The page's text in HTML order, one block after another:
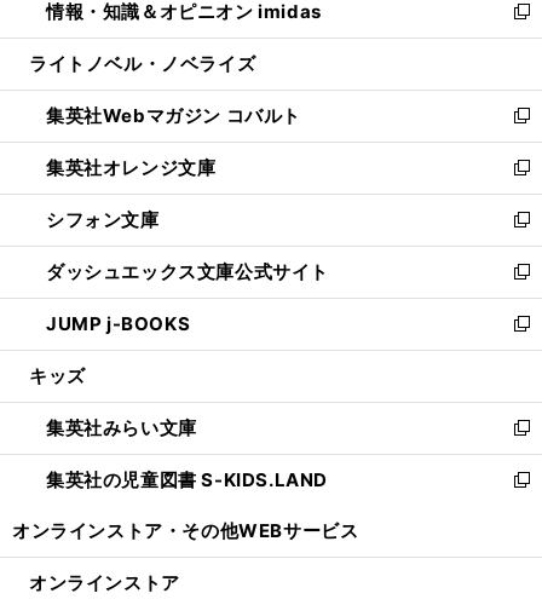
く
で
開
ド
ウ
開
く
ィ
ン
ウ
で
開
く
い
ウ
ン
ド
ウ
で
開
く
情報・知識＆オピニオン imidas
新
し
ウ
ィ
ン
ド
ウ
で
開
く
ライトノベル・ノベライズ
集英社Webマガジン コバルト
新
し
い
ウ
ィ
ン
ド
ウ
で
開
集英社オレンジ文庫
新
し
い
ウ
ィ
ン
ド
ウ
開
く
シフォン文庫
新
し
い
ウ
ィ
ン
ウ
で
開
く
ダッシュエックス文庫公式サイト
新
し
い
ウ
ン
ド
ウ
で
JUMP j-BOOKS
新
し
ウ
ィ
ン
ド
開
キッズ
集英社みらい文庫
新
し
い
ン
集英社の児童図書 S-KIDS.LAND
新
ウ
オンラインストア・ その他WEBサービス
オンラインストア